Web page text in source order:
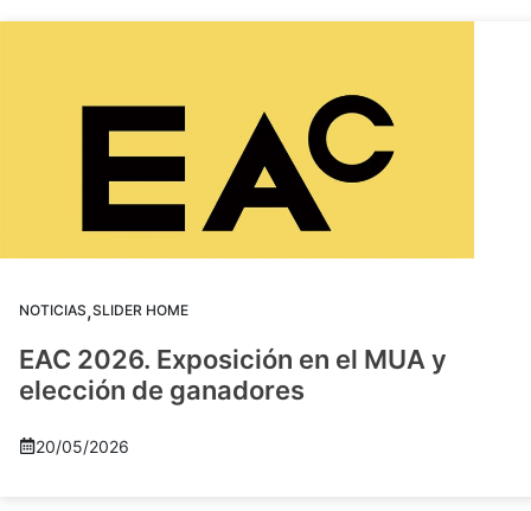
NOTICIAS,SLIDER HOME
EAC 2026. Exposición en el MUA y
elección de ganadores
20/05/2026